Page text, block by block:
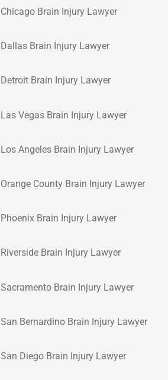
Chicago Brain Injury Lawyer
Dallas Brain Injury Lawyer
Detroit Brain Injury Lawyer
Las Vegas Brain Injury Lawyer
Los Angeles Brain Injury Lawyer
Orange County Brain Injury Lawyer
Phoenix Brain Injury Lawyer
Riverside Brain Injury Lawyer
Sacramento Brain Injury Lawyer
San Bernardino Brain Injury Lawyer
San Diego Brain Injury Lawyer